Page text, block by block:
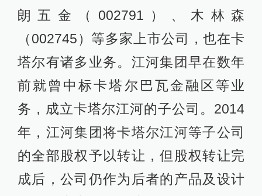
朗五金（002791）、木林森
（002745）等多家上市公司，也在卡
塔尔有诸多业务。江河集团早在数年
前就曾中标卡塔尔巴瓦金融区等业
务，成立卡塔尔江河的子公司。2014
年，江河集团将卡塔尔江河等子公司
的全部股权予以转让，但股权转让完
成后，公司仍作为后者的产品及设计